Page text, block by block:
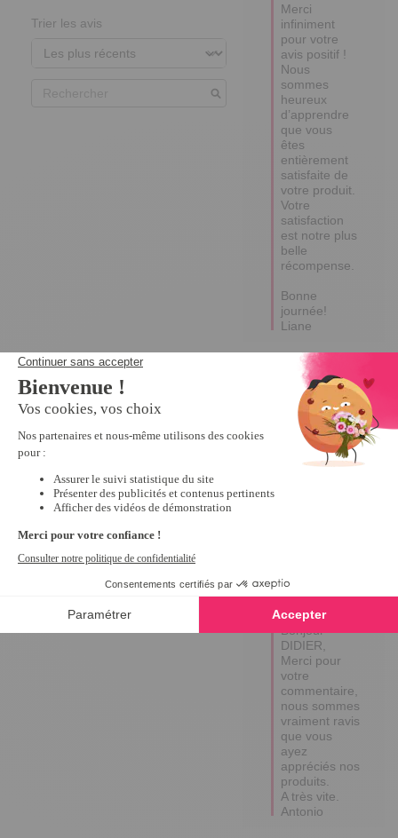
Trier les avis
Merci
infiniment
pour votre
avis positif !
Nous
sommes
heureux
d’apprendre
que vous
êtes
entièrement
satisfaite de
votre produit.
Votre
satisfaction
est notre plus
belle
récompense.
Bonne
journée!
Liane
Afficher les
commentaires
Avis vérifié
Belle qualité. Tres
Avis du
Réponse de
tempsl.fr
Bonjour
DIDIER,
Merci pour
votre
commentaire,
nous sommes
vraiment ravis
que vous
ayez
appréciés nos
produits.
A très vite.
Antonio